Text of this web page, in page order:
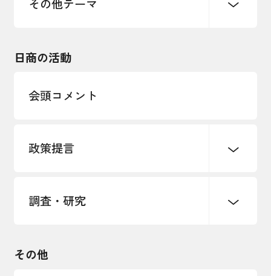
令和６年能登半島地震関連
その他テーマ
インボイス制度
海外情報レポート
安全保障貿易管理・技術流出防止に関す
日商の活動
会頭コメント
政策提言
中小企業経営
国土強靭化・社会基盤整備・震災復興
調査・研究
LOBO調査
その他